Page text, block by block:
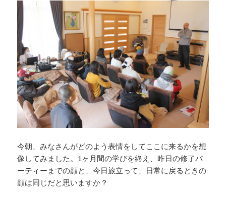
今朝、みなさんがどのよう表情をしてここに来るかを想
像してみました。1ヶ月間の学びを終え、昨日の修了パ
ーティーまでの顔と、今日旅立って、日常に戻るときの
顔は同じだと思いますか？